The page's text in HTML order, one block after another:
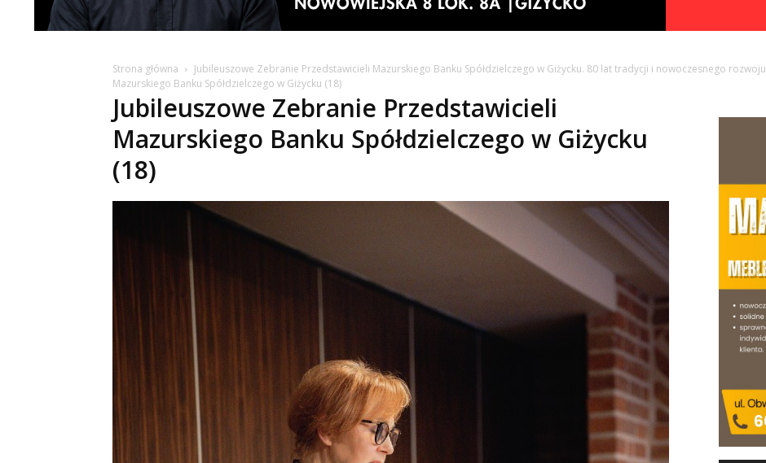
Strona główna Jubileuszowe Zebranie Przedstawicieli Mazurskiego Banku Spółdzielczego w Giżycku. 80 lat tradycji i nowoczesnego rozwoju
Mazurskiego Banku Spółdzielczego w Giżycku (18)
Jubileuszowe Zebranie Przedstawicieli
Mazurskiego Banku Spółdzielczego w Giżycku
(18)